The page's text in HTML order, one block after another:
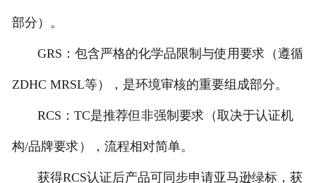
部分）。
GRS：包含严格的化学品限制与使用要求（遵循
ZDHC MRSL等），是环境审核的重要组成部分。
RCS：TC是推荐但非强制要求（取决于认证机
构/品牌要求），流程相对简单。
获得RCS认证后产品可同步申请亚马逊绿标，获